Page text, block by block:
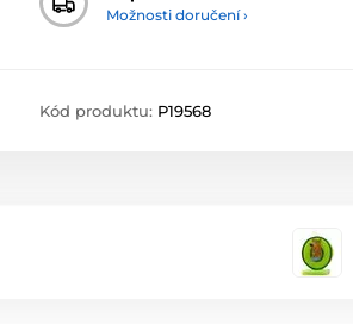
Možnosti doručení ›
Kód produktu: P19568